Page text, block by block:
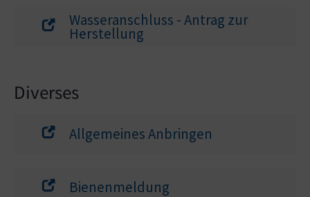
Wasseranschluss - Antrag zur
Herstellung
Diverses
Allgemeines Anbringen
Bienenmeldung